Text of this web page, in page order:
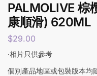
PALMOLIVE 棕
康順滑) 620ML
$29.00
‧相片只供參考
個別產品地區或包裝版本均